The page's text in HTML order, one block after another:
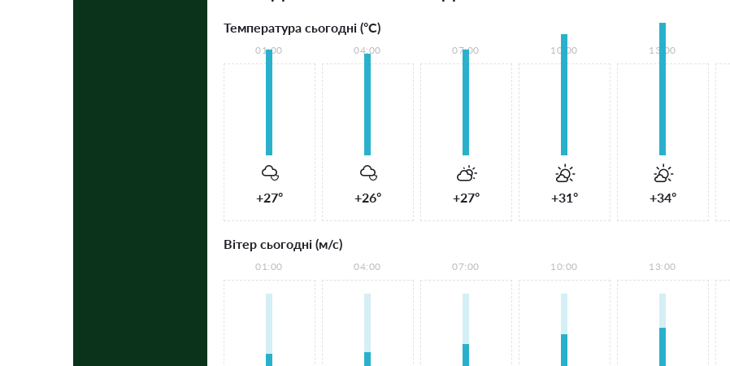
Температура сьогодні (°С)
01:00
+27°
04:00
+26°
07:00
+27°
10:00
+31°
13:00
+34°
Вітер сьогодні (м/с)
01:00 04:00 07:00 10:00 13:00